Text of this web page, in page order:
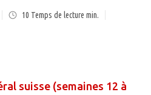
10 Temps de lecture min.
suisse (semaines 12 à